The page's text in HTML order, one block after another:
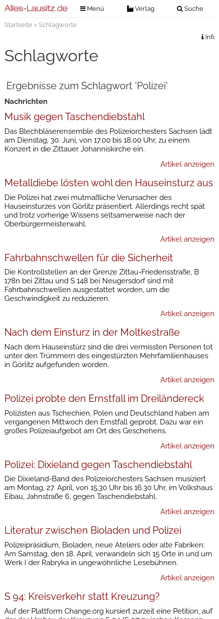
Menü Verlag Suche
Verlag
Kontakt
Anzeigenannahme
Startseite» Schlagworte
Info
Schlagworte
Ergebnisse zum Schlagwort 'Polizei'
Nachrichten
Musik gegen Taschendiebstahl
Das Blechbläserensemble des Polizeiorchesters Sachsen lädt
am Dienstag, 30. Juni, von 17.00 bis 18.00 Uhr, zu einem
Konzert in die Zittauer Johanniskirche ein.
Artikel anzeigen
Metalldiebe lösten wohl den Hauseinsturz aus
Die Polizei hat zwei mutmaßliche Verursacher des
Hauseinsturzes von Görlitz präsentiert. Allerdings recht spät
und trotz vorherige Wissens seltsamerweise nach der
Oberbürgermeisterwahl.
Artikel anzeigen
Fahrbahnschwellen für die Sicherheit
Die Kontrollstellen an der Grenze Zittau-Friedensstraße, B
178n bei Zittau und S 148 bei Neugersdorf sind mit
Fahrbahnschwellen ausgestattet worden, um die
Geschwindigkeit zu reduzieren.
Artikel anzeigen
Nach dem Einsturz in der Moltkestraße
Nach dem Hauseinstürz sind die drei vermissten Personen tot
unter den Trümmern des eingestürzten Mehrfamilienhauses
in Görlitz aufgefunden worden.
Artikel anzeigen
Polizei probte den Ernstfall im Dreiländereck
Polizisten aus Tschechien, Polen und Deutschland haben am
vergangenen Mittwoch den Ernstfall geprobt. Dazu war ein
großes Polizeiaufgebot am Ort des Geschehens.
Artikel anzeigen
Polizei: Dixieland gegen Taschendiebstahl
Die Dixieland-Band des Polizeiorchesters Sachsen musiziert
am Montag, 27. April, von 15.30 Uhr bis 16.30 Uhr, im Volkshaus
Eibau, Jahnstraße 6, gegen Taschendiebstahl.
Artikel anzeigen
Literatur zwischen Bioladen und Polizei
Polizeipräsidium, Bioladen, neue Ateliers oder alte Fabriken:
Am Samstag, den 18. April, verwandeln sich 15 Orte in und um
Werk I der Rabryka in ungewöhnliche Lesebühnen.
Artikel anzeigen
S 94: Kreisverkehr statt Kreuzung?
Auf der Plattform Change.org kursiert zurzeit eine Petition, auf